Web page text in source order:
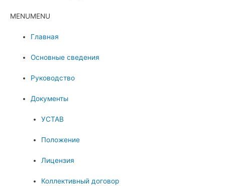
MENUMENU
Главная
Основные сведения
Руководство
Документы
УСТАВ
Положение
Лицензия
Коллективный договор